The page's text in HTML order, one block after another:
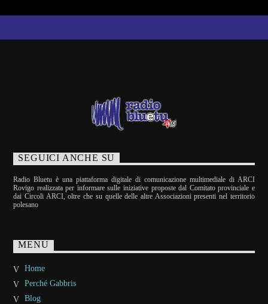
SEGUICI ANCHE SU
Radio Bluetu è una piattaforma digitale di comunicazione multimediale di ARCI
Rovigo realizzata per informare sulle iniziative proposte dal Comitato provinciale e
dai Circoli ARCI, oltre che su quelle delle altre Associazioni presenti nel territorio
polesano
MENU
Home
Perché Gabbris
Blog